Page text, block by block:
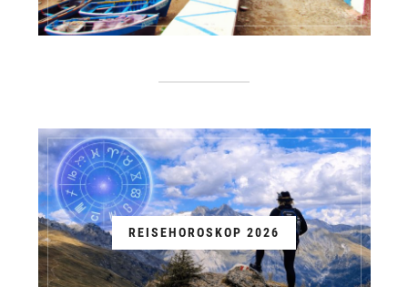
REISEHOROSKOP 2026